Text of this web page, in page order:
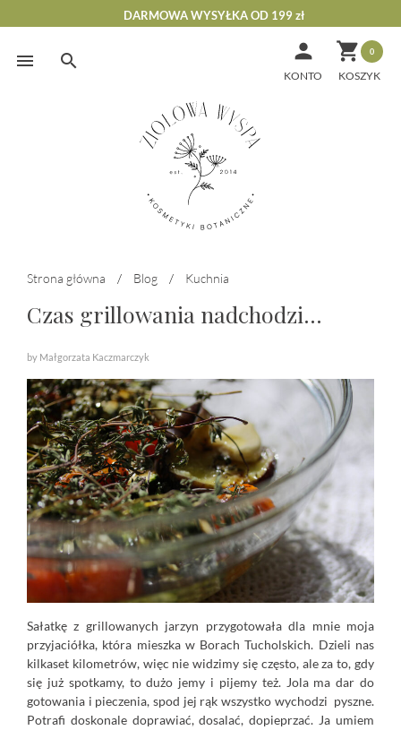
Skip
DARMOWA WYSYŁKA OD 199 zł
 0

KONTO
Strona główna / Blog / Kuchnia
Czas grillowania nadchodzi…
by Małgorzata Kaczmarczyk
Sałatkę z grillowanych jarzyn przygotowała dla mnie moja
przyjaciółka, która mieszka w Borach Tucholskich. Dzieli nas
kilkaset kilometrów, więc nie widzimy się często, ale za to, gdy
się już spotkamy, to dużo jemy i pijemy też. Jola ma dar do
gotowania i pieczenia, spod jej rąk wszystko wychodzi pyszne.
Potrafi doskonale doprawiać, dosalać, dopieprzać. Ja umiem